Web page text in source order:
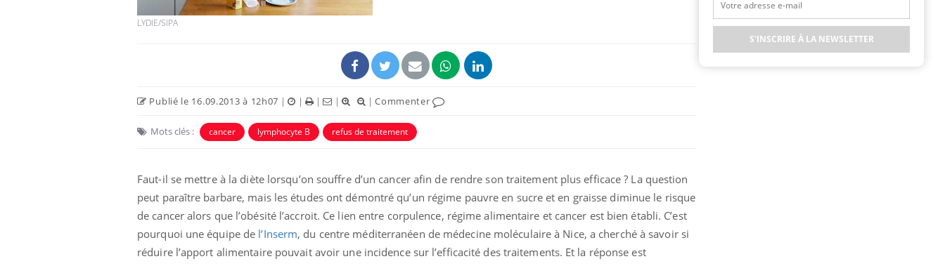
LYDIE/SIPA
Publié le 16.09.2013 à 12h07 | | | | |Commenter
Mots clés : cancer lymphocyte B refus de traitement
Faut-il se mettre à la diète lorsqu’on souffre d’un cancer afin de rendre son traitement plus efficace ? La question
peut paraître barbare, mais les études ont démontré qu’un régime pauvre en sucre et en graisse diminue le risque
de cancer alors que l’obésité l’accroit. Ce lien entre corpulence, régime alimentaire et cancer est bien établi. C’est
pourquoi une équipe de l’Inserm, du centre méditerranéen de médecine moléculaire à Nice, a cherché à savoir si
réduire l’apport alimentaire pouvait avoir une incidence sur l’efficacité des traitements. Et la réponse est
S'INSCRIRE À LA NEWSLETTER